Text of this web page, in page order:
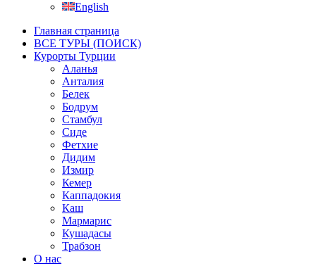
English
Главная страница
ВСЕ ТУРЫ (ПОИСК)
Курорты Турции
Аланья
Анталия
Белек
Бодрум
Стамбул
Сиде
Фетхие
Дидим
Измир
Кемер
Каппадокия
Каш
Мармарис
Кушадасы
Трабзон
О нас